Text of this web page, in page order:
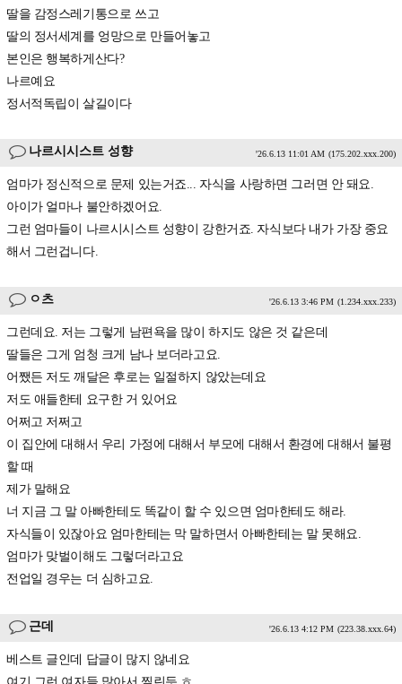
딸을 감정스레기통으로 쓰고
딸의 정서세계를 엉망으로 만들어놓고
본인은 행복하게산다?
나르예요
정서적독립이 살길이다
나르시시스트 성향 '26.6.13 11:01 AM (175.202.xxx.200)
엄마가 정신적으로 문제 있는거죠... 자식을 사랑하면 그러면 안 돼요.
아이가 얼마나 불안하겠어요.
그런 엄마들이 나르시시스트 성향이 강한거죠. 자식보다 내가 가장 중요
해서 그런겁니다.
ㅇ츠 '26.6.13 3:46 PM (1.234.xxx.233)
그런데요. 저는 그렇게 남편욕을 많이 하지도 않은 것 같은데
딸들은 그게 엄청 크게 남나 보더라고요.
어쨌든 저도 깨달은 후로는 일절하지 않았는데요
저도 애들한테 요구한 거 있어요
어쩌고 저쩌고
이 집안에 대해서 우리 가정에 대해서 부모에 대해서 환경에 대해서 불평
할 때
제가 말해요
너 지금 그 말 아빠한테도 똑같이 할 수 있으면 엄마한테도 해라.
자식들이 있잖아요 엄마한테는 막 말하면서 아빠한테는 말 못해요.
엄마가 맞벌이해도 그렇더라고요
전업일 경우는 더 심하고요.
근데 '26.6.13 4:12 PM (223.38.xxx.64)
베스트 글인데 답글이 많지 않네요